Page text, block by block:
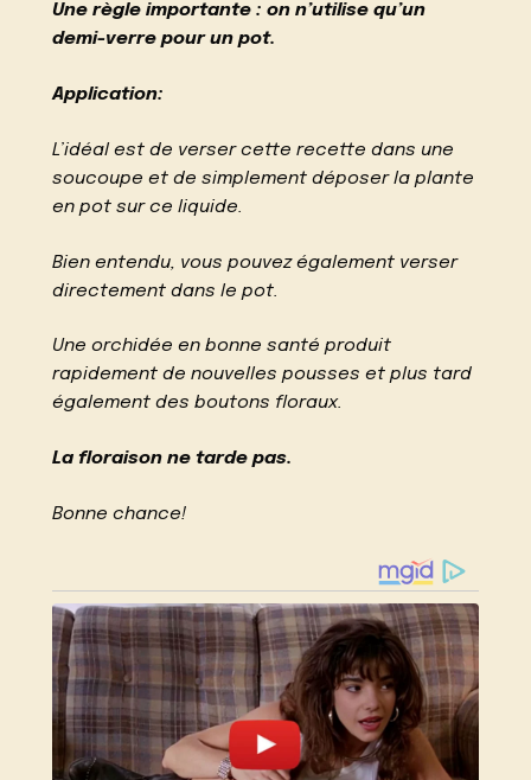
Une règle importante : on n’utilise qu’un
demi-verre pour un pot.
Application:
L’idéal est de verser cette recette dans une
soucoupe et de simplement déposer la plante
en pot sur ce liquide.
Bien entendu, vous pouvez également verser
directement dans le pot.
Une orchidée en bonne santé produit
rapidement de nouvelles pousses et plus tard
également des boutons floraux.
La floraison ne tarde pas.
Bonne chance!